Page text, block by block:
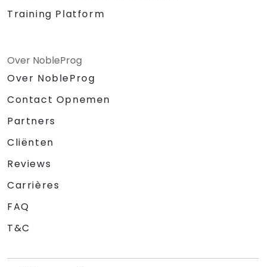
Training Platform
Over NobleProg
Over NobleProg
Contact Opnemen
Partners
Cliënten
Reviews
Carrières
FAQ
T&C